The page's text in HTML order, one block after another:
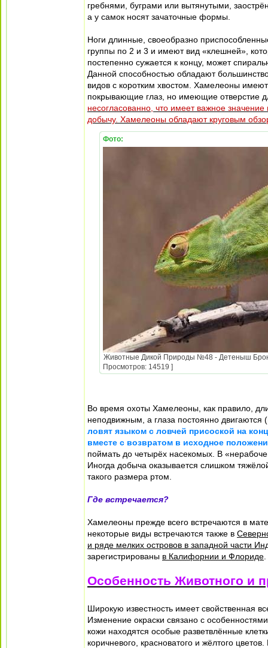
гребнями, буграми или вытянутыми,
а у самок носят зачаточные формы.
Ноги длинные, своеобразно
группы по 2 и 3 и имеют вид «клешней»,
постепенно сужается к концу, может
Данной способностью обладают
видов с коротким хвостом. Хамелеоны
покрывающие глаз, но имеющие отверстие
несогласованно, что имеет важное
добычу. Хамелеоны обладают круговым
Фото:
Животные Дикой Природы №48 - Детеныш
Просмотров: 14519 ]
Во время охоты Хамелеоны, как правило,
неподвижным, а глаза постоянно
ловят языком с ловчей присоской на
вместе с возвратом в исходное
поймать до четырёх насекомых. В
Иногда добыча оказывается слишком
такого размера ртом.
Где встречается?
Хамелеоны прежде всего встречаются в
некоторые виды встречаются также в
и ряде мелких островов в западной части
зарегистрированы в Калифорнии и Флориде
Особенность Животного и
Широкую известность имеет свойственная
Изменение окраски связано с
кожи находятся особые разветвлённые
коричневого, красноватого и жёлтого